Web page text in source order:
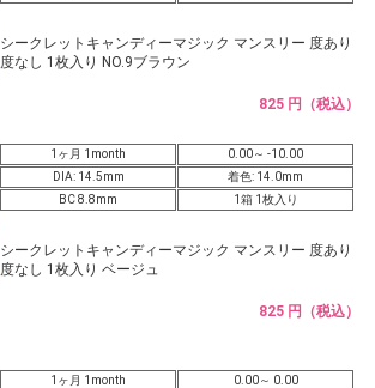
シークレットキャンディーマジック マンスリー 度あり
度なし 1枚入り NO.9ブラウン
825 円（税込）
1ヶ月 1month
0.00～ -10.00
DIA: 14.5mm
着色: 14.0mm
BC 8.8mm
1箱 1枚入り
シークレットキャンディーマジック マンスリー 度あり
度なし 1枚入り ベージュ
825 円（税込）
1ヶ月 1month
0.00～ 0.00